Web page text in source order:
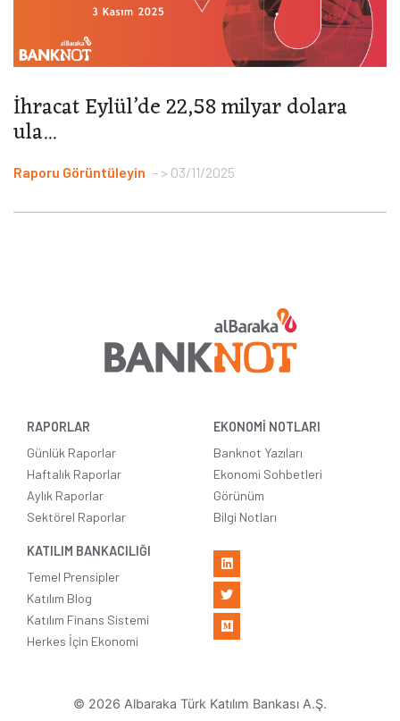
İhracat Eylül’de 22,58 milyar dolara
ula...
Raporu Görüntüleyin > 03/11/2025
RAPORLAR
Günlük Raporlar
Haftalık Raporlar
Aylık Raporlar
Sektörel Raporlar
EKONOMİ NOTLARI
Banknot Yazıları
Ekonomi Sohbetleri
Görünüm
Bilgi Notları
KATILIM BANKACILIĞI
Temel Prensipler
Katılım Blog
Katılım Finans Sistemi
Herkes İçin Ekonomi
© 2026 Albaraka Türk Katılım Bankası A.Ş.